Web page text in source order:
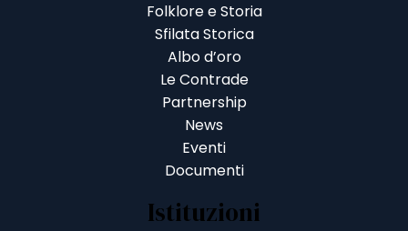
Folklore e Storia
Sfilata Storica
Albo d’oro
Le Contrade
Partnership
News
Eventi
Documenti
Istituzioni